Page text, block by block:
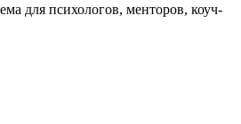
для психологов, менторов, коуч-